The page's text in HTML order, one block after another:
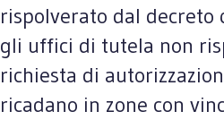
rispolverato dal
gli uffici di tutela non
richiesta di
ricadano in zone con